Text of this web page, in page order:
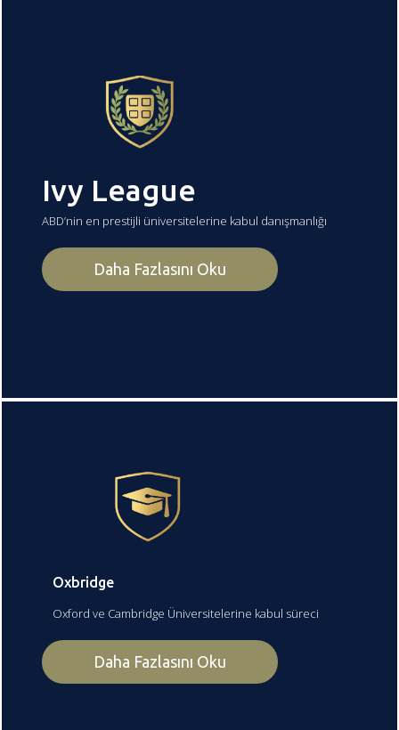
Ivy League
ABD’nin en prestijli üniversitelerine kabul danışmanlığı
Daha Fazlasını Oku
Oxbridge
Oxford ve Cambridge Üniversitelerine kabul süreci
Daha Fazlasını Oku